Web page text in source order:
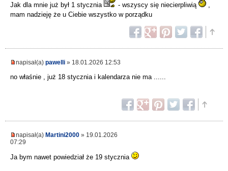
Jak dla mnie już był 1 stycznia - wszyscy się niecierpliwią
,
mam nadzieję że u Ciebie wszystko w porządku
napisał(a) pawelli » 18.01.2026 12:53
no właśnie , już 18 stycznia i kalendarza nie ma ......
napisał(a) Martini2000 » 19.01.2026
07:29
Ja bym nawet powiedział że 19 stycznia